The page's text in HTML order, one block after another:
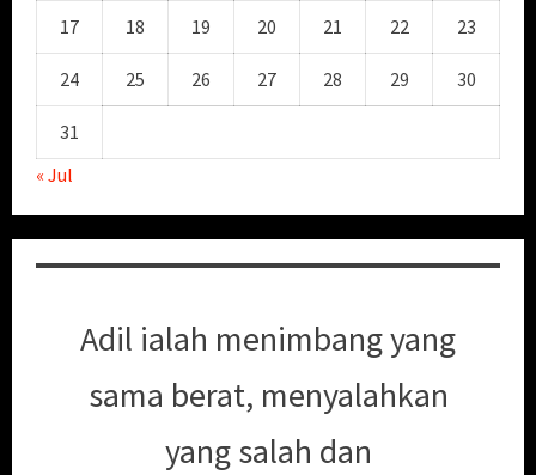
17 18 19 20 21 22 23
24 25 26 27 28 29 30
31
« Jul
Adil ialah menimbang yang
sama berat, menyalahkan
yang salah dan